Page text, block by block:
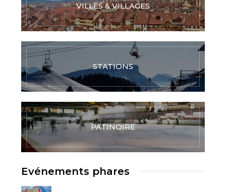
VILLES & VILLAGES
STATIONS
PATINOIRE
Evénements phares